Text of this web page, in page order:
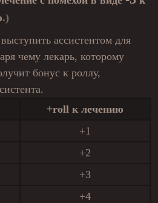
.)
ассистентом для
чему лекарь, которому
бонус к роллу,
+roll к лечению
+1
+2
+3
+4